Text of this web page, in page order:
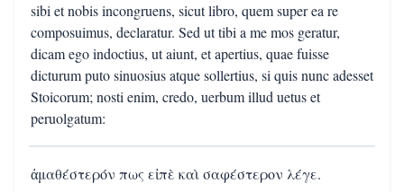
sibi et nobis incongruens, sicut libro, quem super ea re
composuimus, declaratur. Sed ut tibi a me mos geratur,
dicam ego indoctius, ut aiunt, et apertius, quae fuisse
dicturum puto sinuosius atque sollertius, si quis nunc adesset
Stoicorum; nosti enim, credo, uerbum illud uetus et
peruolgatum:
ἀμαθέστερόν πως εἰπὲ καὶ σαφέστερον λέγε.